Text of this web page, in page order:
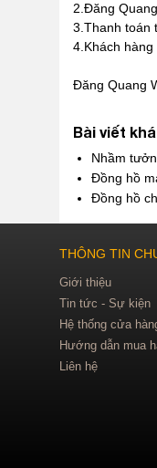
2.Đăng
3.Thanh toán
4.Khách
Đăng Quang
Bài viết
Nhầm
Đồng hồ
Đồng hồ
THÔNG TIN
Giới thiệu
Tin tức - Sự kiện
Hệ thống cửa
Hướng dẫn mua
Liên hệ